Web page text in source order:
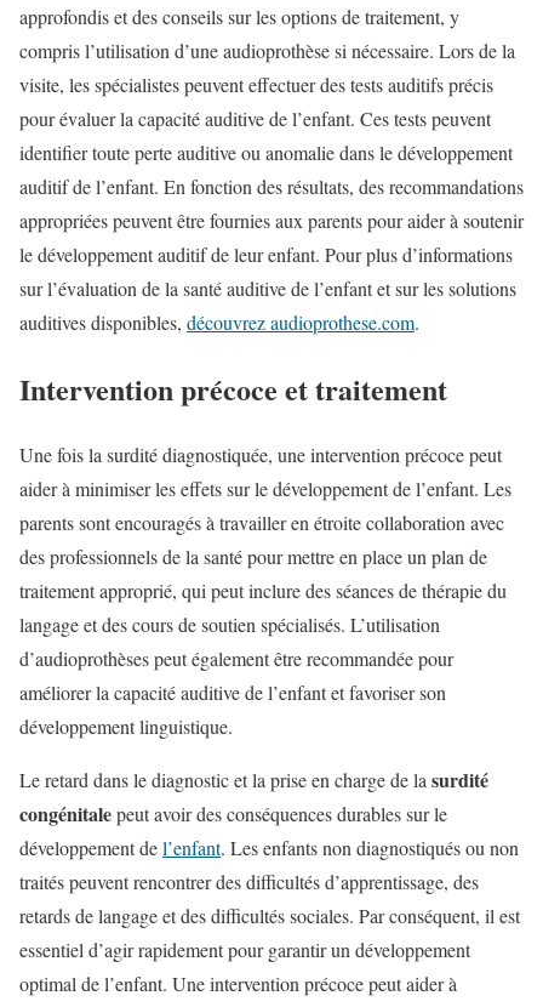
approfondis et des conseils sur les options de traitement, y
compris l’utilisation d’une audioprothèse si nécessaire. Lors de la
visite, les spécialistes peuvent effectuer des tests auditifs précis
pour évaluer la capacité auditive de l’enfant. Ces tests peuvent
identifier toute perte auditive ou anomalie dans le développement
auditif de l’enfant. En fonction des résultats, des recommandations
appropriées peuvent être fournies aux parents pour aider à soutenir
le développement auditif de leur enfant. Pour plus d’informations
sur l’évaluation de la santé auditive de l’enfant et sur les solutions
auditives disponibles, découvrez audioprothese.com.
Intervention précoce et traitement
Une fois la surdité diagnostiquée, une intervention précoce peut
aider à minimiser les effets sur le développement de l’enfant. Les
parents sont encouragés à travailler en étroite collaboration avec
des professionnels de la santé pour mettre en place un plan de
traitement approprié, qui peut inclure des séances de thérapie du
langage et des cours de soutien spécialisés. L’utilisation
d’audioprothèses peut également être recommandée pour
améliorer la capacité auditive de l’enfant et favoriser son
développement linguistique.
Le retard dans le diagnostic et la prise en charge de lasurdité
congénitalepeut avoir des conséquences durables sur le
développement del’enfant. Les enfants non diagnostiqués ou non
traités peuvent rencontrer des difficultés d’apprentissage, des
retards de langage et des difficultés sociales. Par conséquent, il est
essentiel d’agir rapidement pour garantir un développement
optimal de l’enfant. Une intervention précoce peut aider à